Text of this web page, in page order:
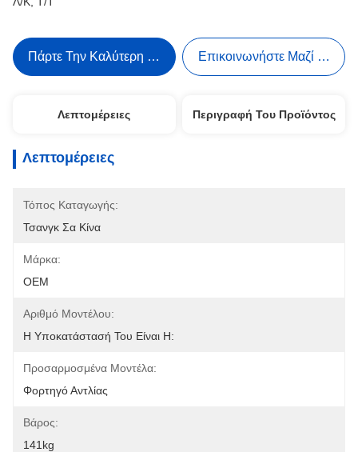
Πάρτε Την Καλύτερη Τιμή Επικοινωνήστε Μαζί Μας
Λεπτομέρειες Περιγραφή Του Προϊόντος
Λεπτομέρειες
Τόπος Καταγωγής:
Τσανγκ Σα Κίνα
Μάρκα:
OEM
Αριθμό Μοντέλου:
Η Υποκατάστασή Του Είναι Η:
Προσαρμοσμένα Μοντέλα:
Φορτηγό Αντλίας
Βάρος:
141kg